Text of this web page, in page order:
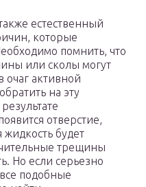
естественный
которые
помнить, что
или сколы могут
очаг активной
на эту
отверстие,
будет
трещины
Но если серьезно
все подобные